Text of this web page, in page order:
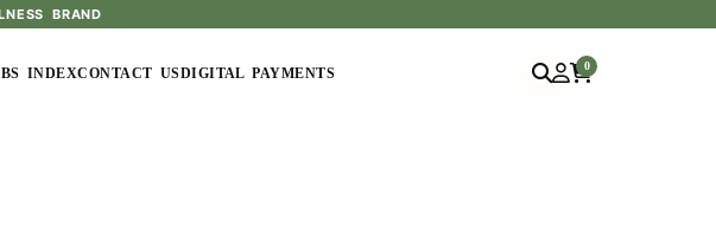
BRAND
INDEXCONTACT USDIGITAL PAYMENTS
0